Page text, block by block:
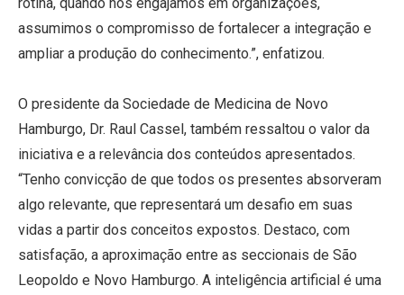
assumimos o compromisso de fortalecer a integração e
ampliar a produção do conhecimento.”, enfatizou.
O presidente da Sociedade de Medicina de Novo
Hamburgo, Dr. Raul Cassel, também ressaltou o valor da
iniciativa e a relevância dos conteúdos apresentados.
“Tenho convicção de que todos os presentes absorveram
algo relevante, que representará um desafio em suas
vidas a partir dos conceitos expostos. Destaco, com
satisfação, a aproximação entre as seccionais de São
Leopoldo e Novo Hamburgo. A inteligência artificial é uma